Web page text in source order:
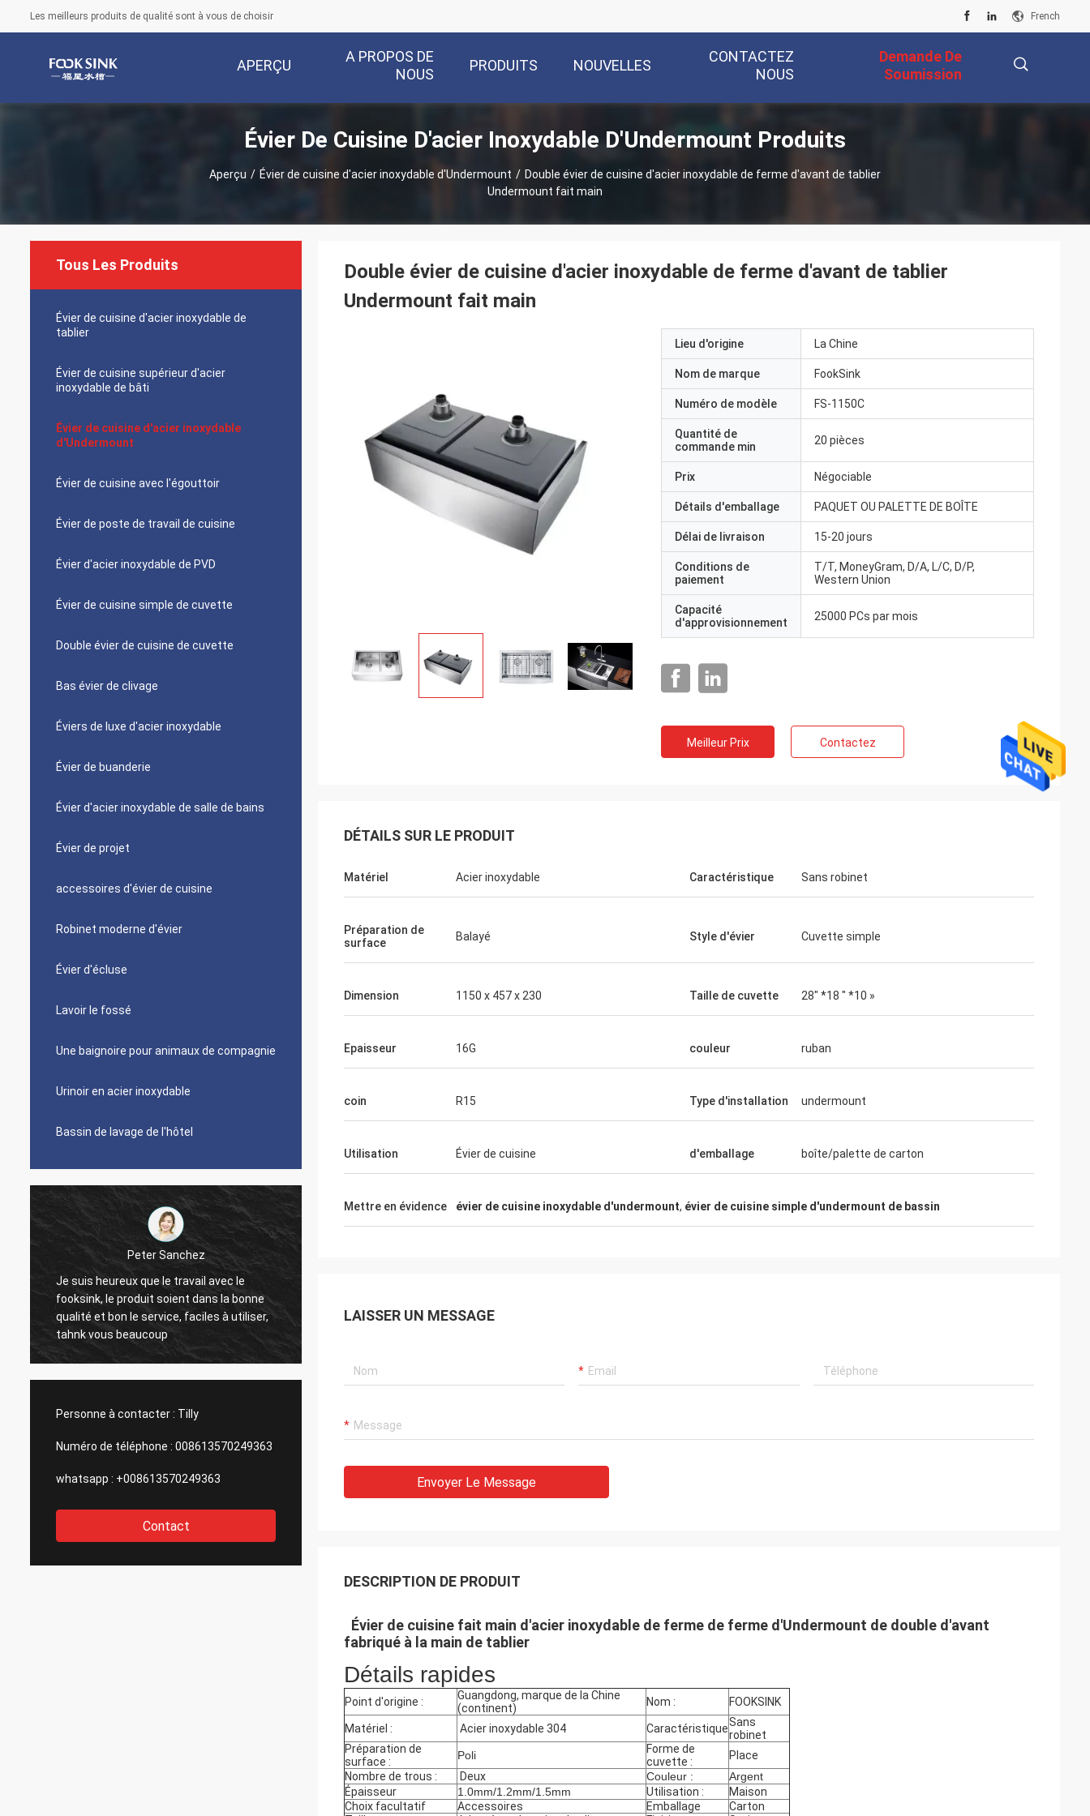
Les meilleurs produits de qualité sont à vous de choisir French
APERÇU
A PROPOS DE
NOUS
PRODUITS NOUVELLES
CONTACTEZ
NOUS
Demande De
Soumission
Évier De Cuisine D'acier Inoxydable D'Undermount Produits
Aperçu / Évier de cuisine d'acier inoxydable d'Undermount / Double évier de cuisine d'acier inoxydable de ferme d'avant de tablier
Undermount fait main
Tous Les Produits
Évier de cuisine d'acier inoxydable de
tablier
Évier de cuisine supérieur d'acier
inoxydable de bâti
Évier de cuisine d'acier inoxydable
d'Undermount
Évier de cuisine avec l'égouttoir
Évier de poste de travail de cuisine
Évier d'acier inoxydable de PVD
Évier de cuisine simple de cuvette
Double évier de cuisine de cuvette
Bas évier de clivage
Éviers de luxe d'acier inoxydable
Évier de buanderie
Évier d'acier inoxydable de salle de bains
Évier de projet
accessoires d'évier de cuisine
Robinet moderne d'évier
Évier d'écluse
Lavoir le fossé
Une baignoire pour animaux de compagnie
Urinoir en acier inoxydable
Bassin de lavage de l'hôtel
Peter Sanchez
suis heureux que le travail avec le
le produit soient dans la bonne
et bon le service, faciles à utiliser,
vous beaucoup
Il est grand. Nous l'aimons. Les coins ne
sont pas trop pointus ainsi il est facile de
nettoyer. Les supports peuvent être une
douleur à nettoyer mais combinaison que
je les aime. La section plus petite est
toujours une taille convenable. Elle
regarde très élégante.
Personne à contacter : Tilly
Numéro de téléphone : 008613570249363
whatsapp : +008613570249363
Contact
Double évier de cuisine d'acier inoxydable de ferme d'avant de tablier
Undermount fait main
Lieu d'origine La Chine
Nom de marque FookSink
Numéro de modèle FS-1150C
Quantité de
commande min
20 pièces
Prix Négociable
Détails d'emballage PAQUET OU PALETTE DE BOÎTE
Délai de livraison 15-20 jours
Conditions de
paiement
T/T, MoneyGram, D/A, L/C, D/P,
Western Union
Capacité
d'approvisionnement
25000 PCs par mois
Meilleur Prix Contactez
DÉTAILS SUR LE PRODUIT
Matériel Acier inoxydable Caractéristique Sans robinet
Préparation de
surface
Balayé Style d'évier Cuvette simple
Dimension 1150 x 457 x 230 Taille de cuvette 28" *18 " *10 »
Epaisseur 16G couleur ruban
coin R15 Type d'installation undermount
Utilisation Évier de cuisine d'emballage boîte/palette de carton
Mettre en évidence évier de cuisine inoxydable d'undermount, évier de cuisine simple d'undermount de bassin
LAISSER UN MESSAGE
Envoyer Le Message
DESCRIPTION DE PRODUIT
Évier de cuisine fait main d'acier inoxydable de ferme de ferme d'Undermount de double d'avant
fabriqué à la main de tablier
Détails rapides
Point d'origine :
Guangdong, marque de la Chine
(continent)
Nom : FOOKSINK
Matériel : Acier inoxydable 304 CaractéristiqueSans
robinet
Préparation de
surface :
Poli
Forme de
cuvette :
Place
Nombre de trous :
Deux Couleur :
Argent
Épaisseur
1.0mm/1.2mm/1.5mm Utilisation :
Maison
Choix facultatif
Accessoires Emballage
Carton